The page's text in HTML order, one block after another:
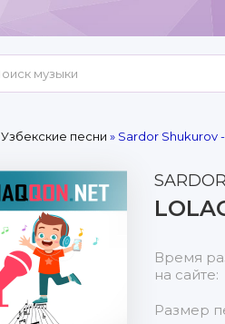
Узбекские песни » Sardor Shukurov
Время
на сайте:
Размер